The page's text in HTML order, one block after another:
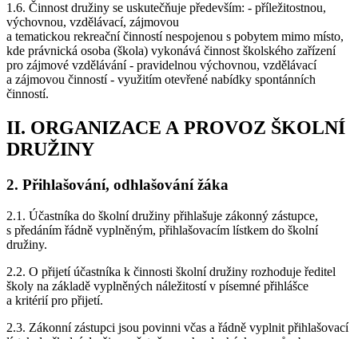
1.6. Činnost družiny se uskutečňuje především: - příležitostnou,
výchovnou, vzdělávací, zájmovou
a tematickou rekreační činností nespojenou s pobytem mimo místo,
kde právnická osoba (škola) vykonává činnost školského zařízení
pro zájmové vzdělávání - pravidelnou výchovnou, vzdělávací
a zájmovou činností - využitím otevřené nabídky spontánních
činností.
II. ORGANIZACE A PROVOZ ŠKOLNÍ
DRUŽINY
2. Přihlašování, odhlašování žáka
2.1. Účastníka do školní družiny přihlašuje zákonný zástupce,
s předáním řádně vyplněným, přihlašovacím lístkem do školní
družiny.
2.2. O přijetí účastníka k činnosti školní družiny rozhoduje ředitel
školy na základě vyplněných náležitostí v písemné přihlášce
a kritérií pro přijetí.
2.3. Zákonní zástupci jsou povinni včas a řádně vyplnit přihlašovací